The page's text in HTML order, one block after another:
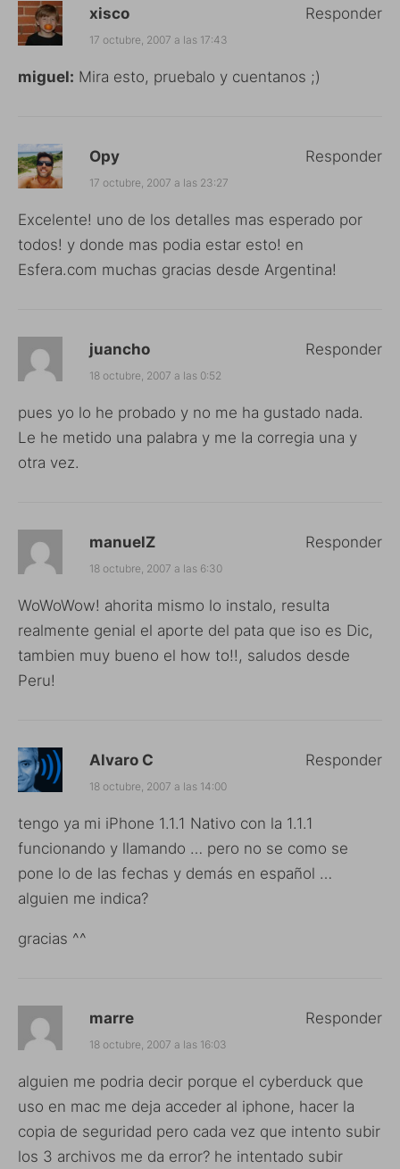
xisco
17 octubre, 2007 a las 17:43
miguel: Mira esto, pruebalo y cuentanos ;)
Responder
Opy
17 octubre, 2007 a las 23:27
Excelente! uno de los detalles mas esperado por
todos! y donde mas podia estar esto! en
Esfera.com muchas gracias desde Argentina!
Responder
juancho
18 octubre, 2007 a las 0:52
pues yo lo he probado y no me ha gustado nada.
Le he metido una palabra y me la corregia una y
otra vez.
Responder
manuelZ
18 octubre, 2007 a las 6:30
WoWoWow! ahorita mismo lo instalo, resulta
realmente genial el aporte del pata que iso es Dic,
tambien muy bueno el how to!!, saludos desde
Peru!
Responder
Alvaro C
18 octubre, 2007 a las 14:00
tengo ya mi iPhone 1.1.1 Nativo con la 1.1.1
funcionando y llamando … pero no se como se
pone lo de las fechas y demás en español …
alguien me indica?
gracias ^^
Responder
marre
18 octubre, 2007 a las 16:03
alguien me podria decir porque el cyberduck que
uso en mac me deja acceder al iphone, hacer la
copia de seguridad pero cada vez que intento subir
los 3 archivos me da error? he intentado subir
Responder